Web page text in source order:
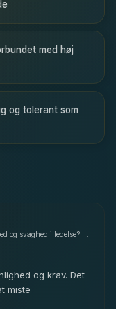
med høj
og tolerant som
og krav. Det
miste